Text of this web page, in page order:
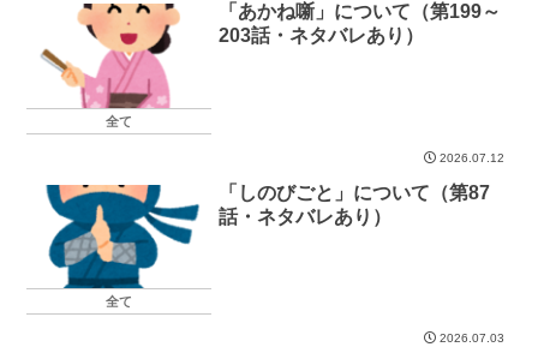
全て
「あかね噺」について（第199～
203話・ネタバレあり）
2026.07.12
全て
「しのびごと」について（第87
話・ネタバレあり）
2026.07.03